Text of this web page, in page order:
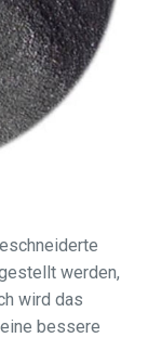
werden,
wird das
bessere